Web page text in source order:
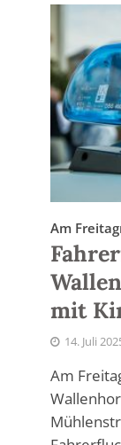
Am
mit
14. Juli
Am